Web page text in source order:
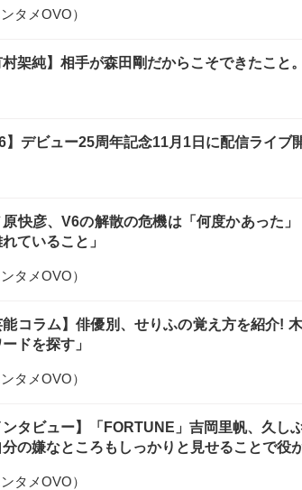
タメOVO）
村架純】相手が森田剛だからこそできたこと
】デビュー25周年記念11月1日に配信ライブ
原快彦、V6の解散の危機は「何度かあった
ていること」
タメOVO）
能コラム】俳優別、せりふの覚え方を紹介!
ドを探す」
タメOVO）
ンタビュー】「FORTUNE」吉岡里帆、久し
分の嫌なところもしっかりと見せることで役
タメOVO）